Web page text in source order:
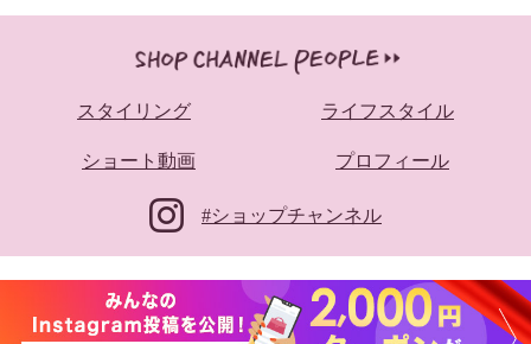
スタイリング ライフスタイル
ショート動画 プロフィール
#ショップチャンネル